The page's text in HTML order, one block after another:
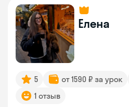
Елена
5 от 1590 ₽ за урок
1 отзыв